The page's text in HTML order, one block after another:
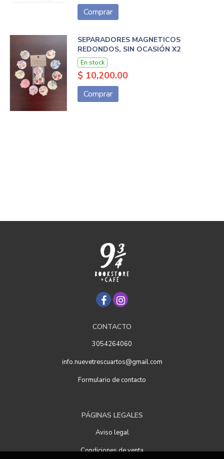
Comprar
SEPARADORES MAGNETICOS
REDONDOS, SIN OCASIÓN X2
En stock
$ 10,200.00
Comprar
CONTACTO
3054264060
info.nuevetrescuartos@gmail.com
Formulario de contacto
PÁGINAS LEGALES
Aviso legal
Condiciones de venta